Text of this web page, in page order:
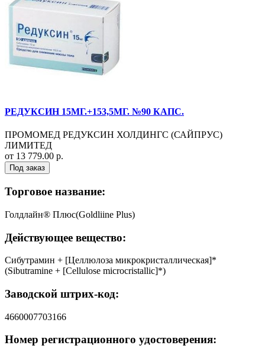
РЕДУКСИН 15МГ.+153,5МГ. №90 КАПС.
ПРОМОМЕД РЕДУКСИН ХОЛДИНГС (САЙПРУС)
ЛИМИТЕД
от 13 779.00 р.
Под заказ
Торговое название:
Голдлайн® Плюс(Goldliine Plus)
Действующее вещество:
Сибутрамин + [Целлюлоза микрокристаллическая]*
(Sibutramine + [Cellulose microcristallic]*)
Заводской штрих-код:
4660007703166
Номер регистрационного удостоверения: